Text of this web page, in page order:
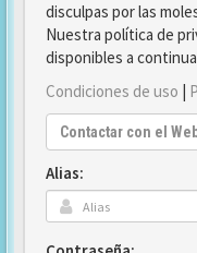
disculpas por las
Nuestra política de
disponibles a
Condiciones de uso |
Contactar con el
Alias: